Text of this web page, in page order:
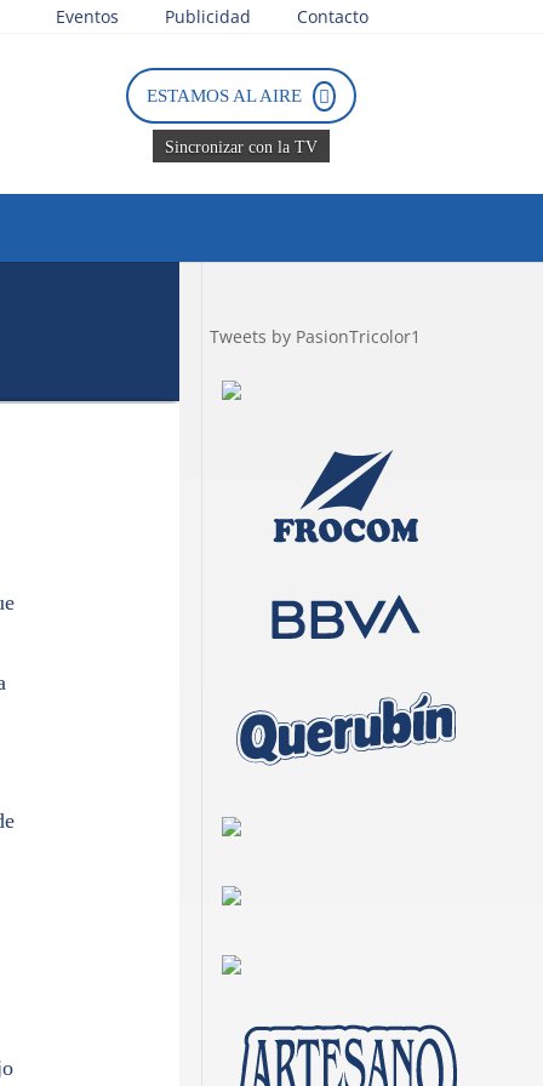
Eventos Publicidad Contacto
ESTAMOS AL AIRE
Sincronizar con la TV
Tweets by PasionTricolor1